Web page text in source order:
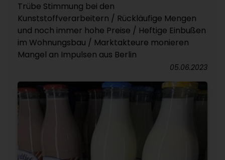
Trübe Stimmung bei den
Kunststoffverarbeitern / Rückläufige Mengen
und noch immer hohe Preise / Heftige Einbußen
im Wohnungsbau / Marktakteure monieren
Mangel an Impulsen aus Berlin
05.06.2023